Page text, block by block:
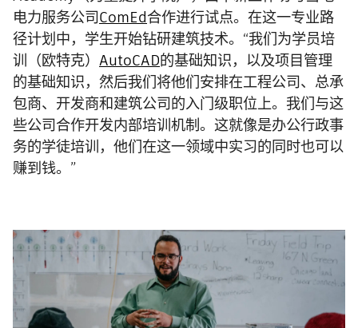
电力服务公司ComEd合作进行试点。在这一专业路
径计划中，学生开始钻研建筑技术。“我们为学员培
训（欧特克） AutoCAD的基础知识，以及项目管理
的基础知识，然后我们将他们安排在工程公司、总承
包商、开发商和建筑公司的入门级职位上。我们与这
些公司合作开发内部培训机制。这就像是办公行政事
务的学徒培训，他们在这一领域中实习的同时也可以
赚到钱。”